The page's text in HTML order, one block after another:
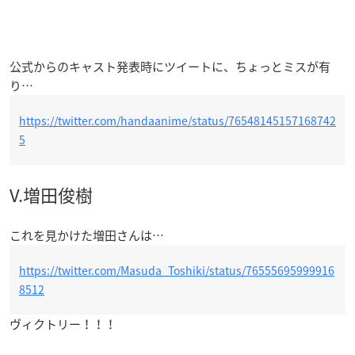
公式からのキャスト発表時にツイートに、ちょっとミスが有
り…
https://twitter.com/handaanime/status/76548145157168742
5
V.増田俊樹
これを見かけた増田さんは…
https://twitter.com/Masuda_Toshiki/status/76555695999916
8512
ヴィクトリー！！！